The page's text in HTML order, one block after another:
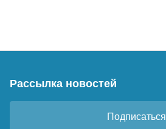
Рассылка новостей
Подписаться